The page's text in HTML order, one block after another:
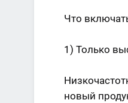
Что
1) Только
новый